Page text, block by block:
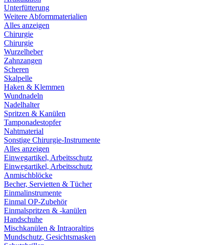
Unterfütterung
Weitere Abformmaterialien
Alles anzeigen
Chirurgie
Chirurgie
Wurzelheber
Zahnzangen
Scheren
Skalpelle
Haken & Klemmen
Wundnadeln
Nadelhalter
Spritzen & Kanülen
Tamponadestopfer
Nahtmaterial
Sonstige Chirurgie-Instrumente
Alles anzeigen
Einwegartikel, Arbeitsschutz
Einwegartikel, Arbeitsschutz
Anmischblöcke
Becher, Servietten & Tücher
Einmalinstrumente
Einmal OP-Zubehör
Einmalspritzen & -kanülen
Handschuhe
Mischkanülen & Intraoraltips
Mundschutz, Gesichtsmasken